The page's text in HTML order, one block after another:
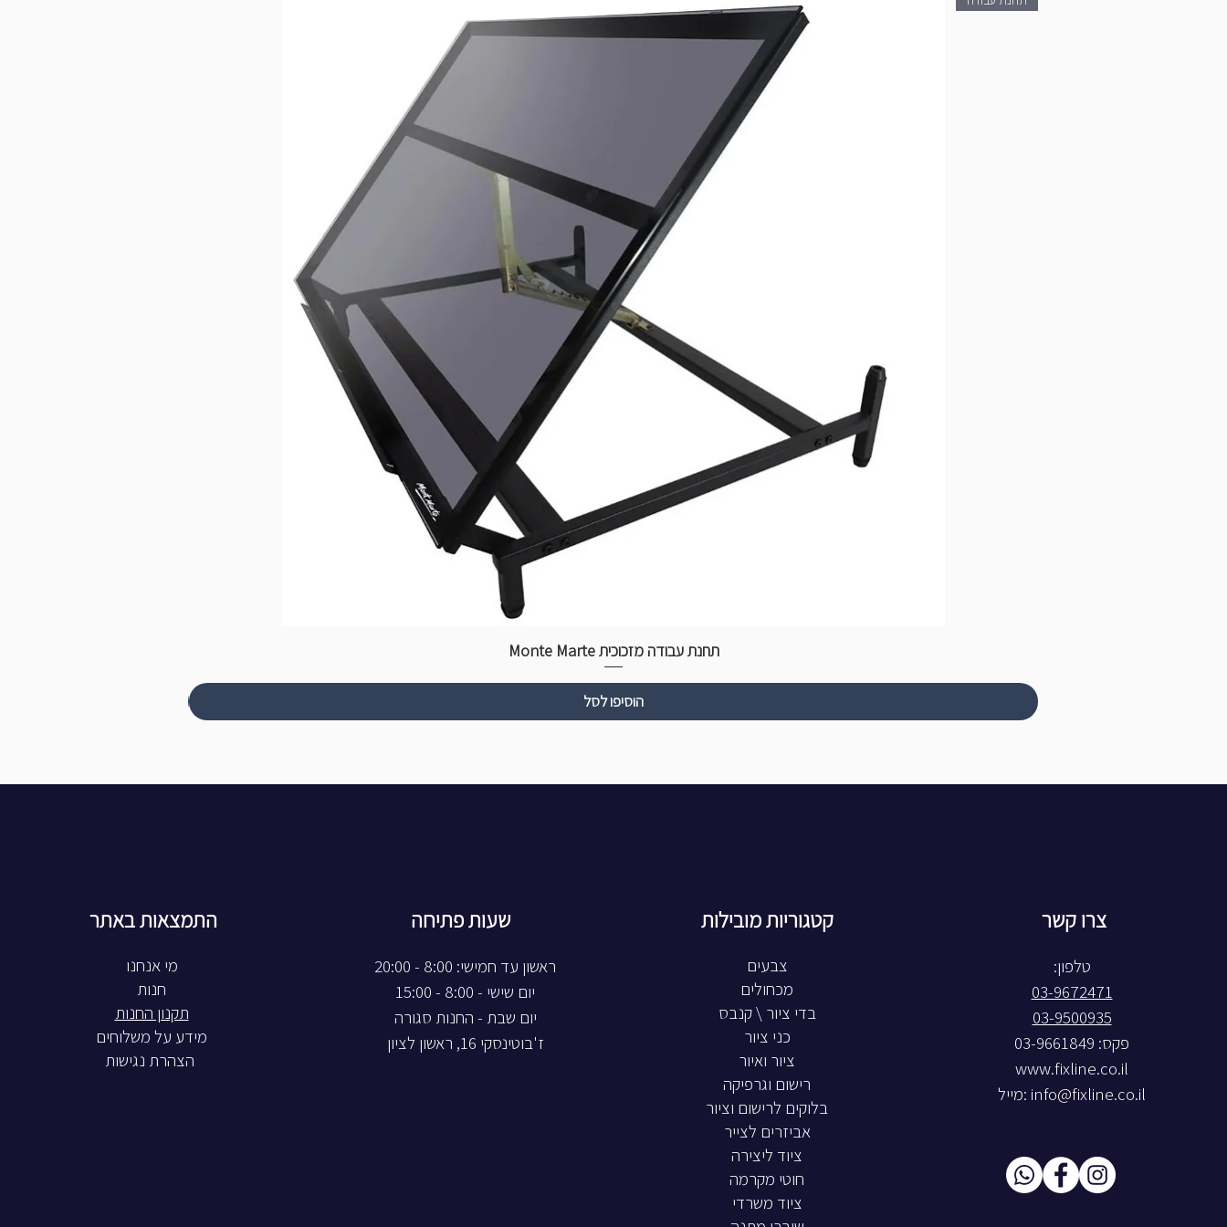
תחנת עבודה מזכוכית Monte Marte
הוסיפו לסל
התמצאות באתר
חנות
תקנון החנות
מידע על משלוחים
שעות פתיחה
ראשון עד חמישי: 8:00 - 20:00
יום שישי - 8:00 - 15:00
יום שבת - החנות סגורה
ז'בוטינסקי 16, ראשון לציון
קטגוריות מובילות
צבעים
מכחולים
בדי ציור \ קנבס
כני ציור
ציור ואיור
רישום וגרפיקה
בלוקים לרישום וציור
אביזרים לצייר
ציוד ליצירה
חוטי מקרמה
ציוד משרדי
צרו קשר
טלפון:
03-9672471
03-9500935
פקס: 03-9661849
www.fixline.co.il
info@fixline.co.il :מייל